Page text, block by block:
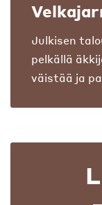
Julkisen
pelkällä
väistää ja